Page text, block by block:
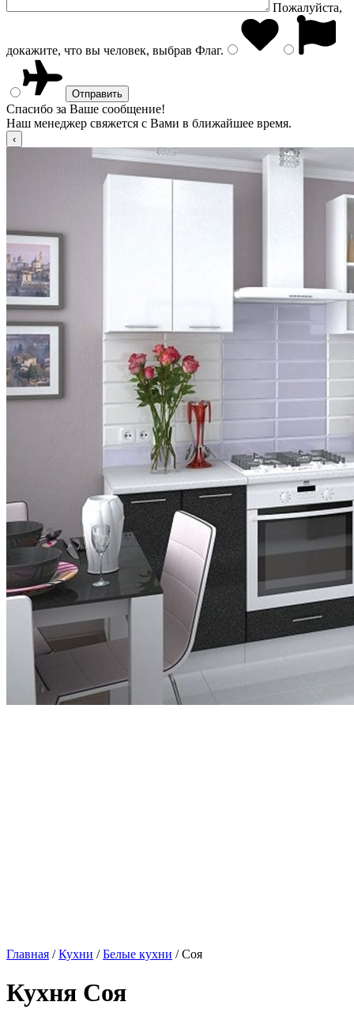
Пожалуйста,
докажите, что вы человек, выбрав Флаг.
Спасибо за Ваше сообщение!
Наш менеджер свяжется с Вами в ближайшее время.
Главная /Кухни /Белые кухни / Соя
Кухня Соя